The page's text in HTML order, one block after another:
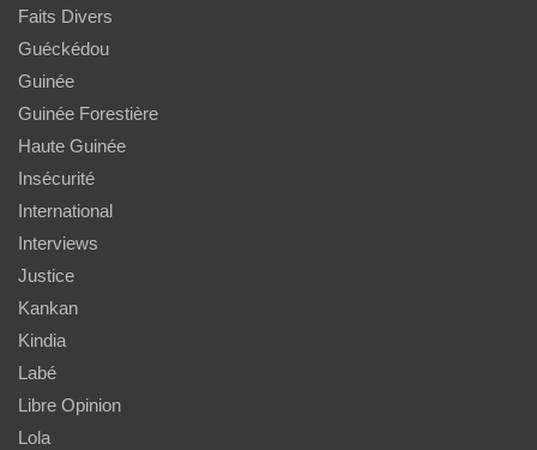
Faits Divers
Guéckédou
Guinée
Guinée Forestière
Haute Guinée
Insécurité
International
Interviews
Justice
Kankan
Kindia
Labé
Libre Opinion
Lola